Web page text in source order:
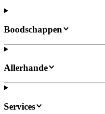
Boodschappen
Allerhande
Services